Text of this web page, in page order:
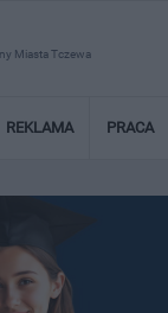
Miasta Tczewa
REKLAMA PRACA